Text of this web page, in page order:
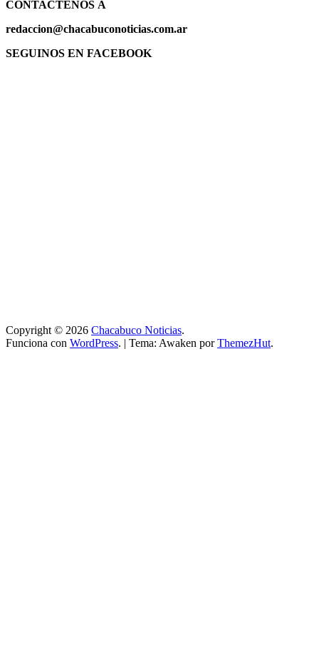
CONTACTENOS A
redaccion@chacabuconoticias.com.ar
SEGUINOS EN FACEBOOK
Copyright © 2026 Chacabuco Noticias.
Funciona con WordPress. | Tema: Awaken porThemezHut.